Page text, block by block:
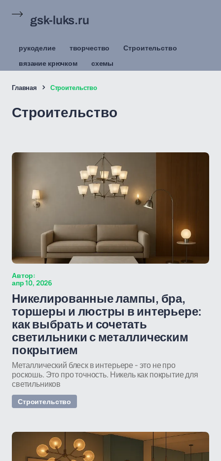
gsk-luks.ru
рукоделие творчество
Строительство
вязание крючком
схемы
Главная Строительство
Строительство
Автор:
апр 10, 2026
Никелированные лампы, бра,
торшеры и люстры в интерьере:
как выбрать и сочетать
светильники с металлическим
покрытием
Металлический блеск в интерьере - это не про
роскошь. Это про точность. Никель как покрытие для
светильников
Строительство